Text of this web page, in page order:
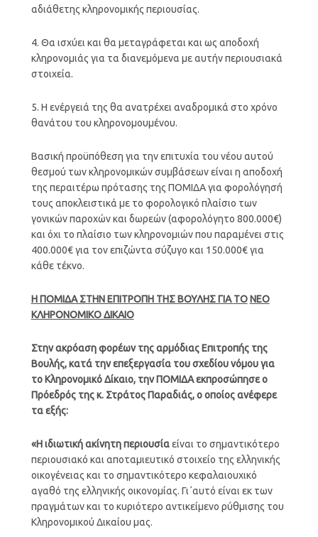
αδιάθετης κληρονομικής περιουσίας.
4. Θα ισχύει και θα μεταγράφεται και ως αποδοχή
κληρονομιάς για τα διανεμόμενα με αυτήν περιουσιακά
στοιχεία.
5. Η ενέργειά της θα ανατρέχει αναδρομικά στο χρόνο
θανάτου του κληρονομουμένου.
Βασική προϋπόθεση για την επιτυχία του νέου αυτού
θεσμού των κληρονομικών συμβάσεων είναι η αποδοχή
της περαιτέρω πρότασης της ΠΟΜΙΔΑ για φορολόγησή
τους αποκλειστικά με το φορολογικό πλαίσιο των
γονικών παροχών και δωρεών (αφορολόγητο 800.000€)
και όχι το πλαίσιο των κληρονομιών που παραμένει στις
400.000€ για τον επιζώντα σύζυγο και 150.000€ για
κάθε τέκνο.
Η ΠΟΜΙΔΑ ΣΤΗΝ ΕΠΙΤΡΟΠΗ ΤΗΣ ΒΟΥΛΗΣ ΓΙΑTO NEO
ΚΛΗΡΟΝΟΜΙΚΟ ΔΙΚΑΙΟ
Στην ακρόαση φορέων της αρμόδιας Επιτροπής της
Βουλής, κατά την επεξεργασία του σχεδίου νόμου για
το Κληρονομικό Δίκαιο, την ΠΟΜΙΔΑ εκπροσώπησε ο
Πρόεδρός της κ. Στράτος Παραδιάς, ο οποίος ανέφερε
τα εξής:
«Η ιδιωτική ακίνητη περιουσίαείναι το σημαντικότερο
περιουσιακό και αποταμιευτικό στοιχείο της ελληνικής
οικογένειας και το σημαντικότερο κεφαλαιουχικό
αγαθό της ελληνικής οικονομίας. Γι΄αυτό είναι εκ των
πραγμάτων και το κυριότερο αντικείμενο ρύθμισης του
Κληρονομικού Δικαίου μας.